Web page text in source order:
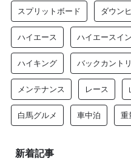
スプリットボード ダウン
ハイエース ハイエースイ
ハイキング バックカント
メンテナンス レース
白馬グルメ 車中泊 重
新着記事